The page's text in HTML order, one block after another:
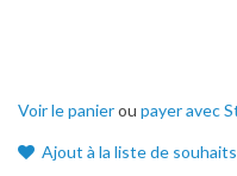
Voir le panierou payer avec
Ajout à la liste de souhaits